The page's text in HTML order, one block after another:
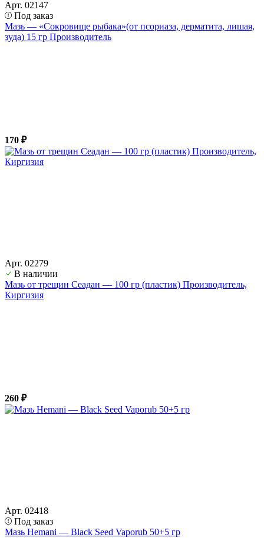
Арт. 02147
Под заказ
Мазь — «Сокровище рыбака»(от псориаза, дерматита, лишая,
зуда) 15 гр Производитель
170 ₽
Арт. 02279
В наличии
Мазь от трещин Сеадан — 100 гр (пластик) Производитель,
Киргизия
260 ₽
Арт. 02418
Под заказ
Мазь Hemani — Black Seed Vaporub 50+5 гр